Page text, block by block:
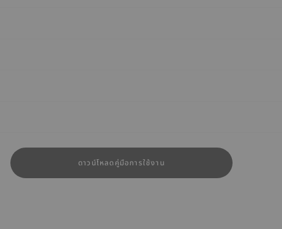
ดาวน์โหลดคู่มือการใช้งาน